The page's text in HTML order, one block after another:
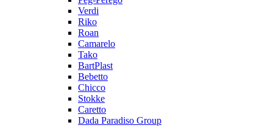
Verdi
Riko
Roan
Camarelo
Tako
BartPlast
Bebetto
Chicco
Stokke
Caretto
Dada Paradiso Group